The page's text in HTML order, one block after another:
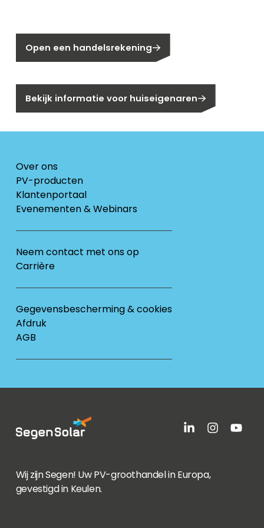
Open een handelsrekening
Bekijk informatie voor huiseigenaren
Over ons
PV-producten
Klantenportaal
Evenementen & Webinars
Neem contact met ons op
Carrière
Gegevensbescherming & cookies
Afdruk
AGB
Wij zijn Segen! Uw PV-groothandel in Europa,
gevestigd in Keulen.